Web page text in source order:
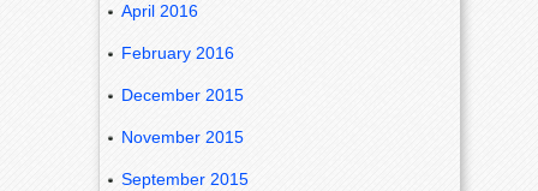
April 2016
February 2016
December 2015
November 2015
September 2015